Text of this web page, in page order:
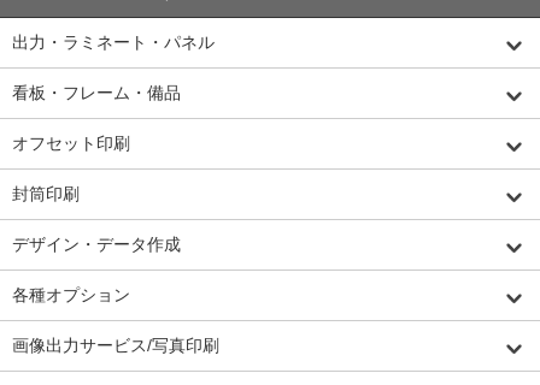
出力・ラミネート・パネル
看板・フレーム・備品
オフセット印刷
封筒印刷
デザイン・データ作成
各種オプション
画像出力サービス/写真印刷